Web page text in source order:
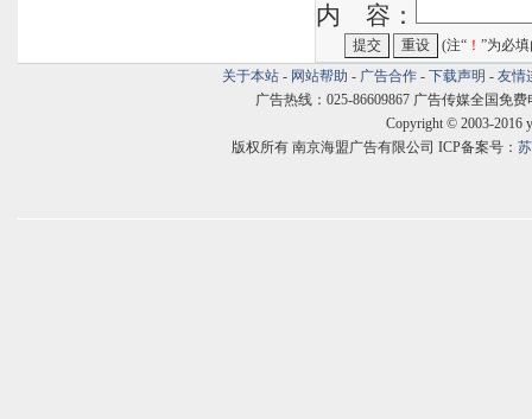
内 容：
(注“ ！ ”为必
关于本站 - 网站帮助 - 广告合作 - 下载声明 - 友情
广告热线：025-86609867 广告传媒全国免费
Copyright © 2003-2016
版权所有 南京海盟广告有限公司 ICP备案号：